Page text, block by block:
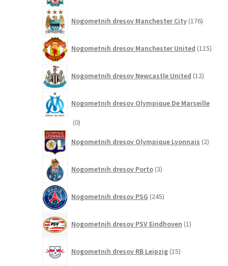
Nogometnih dresov Manchester City 176izdelkov
Nogometnih dresov Manchester United 115
Nogometnih dresov Newcastle United 12izdelkov
Nogometnih dresov Olympique De Marseille
00
Nogometnih dresov Olympique Lyonnais 2izdelka
Nogometnih dresov Porto 3izdelki
Nogometnih dresov PSG 245izdelkov
Nogometnih dresov PSV Eindhoven 1izdelek
Nogometnih dresov RB Leipzig 15izdelkov